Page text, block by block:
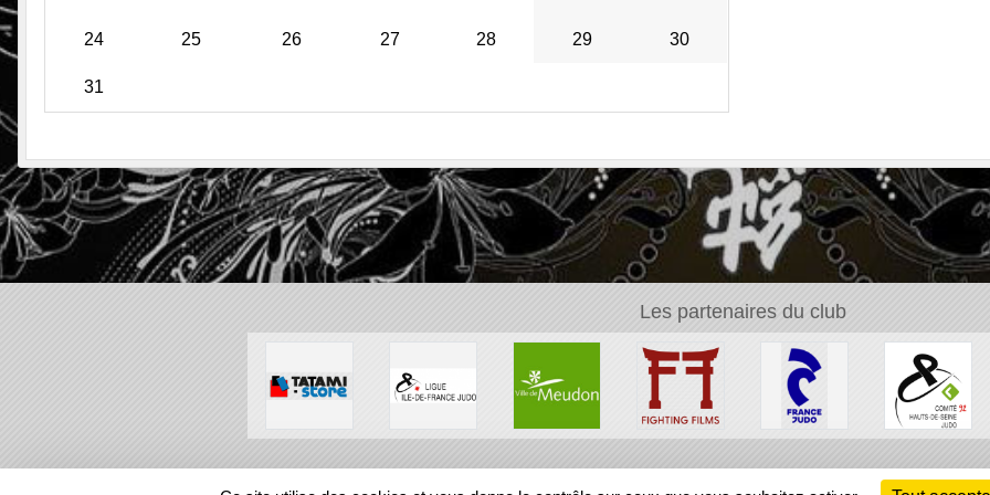
24 25 26 27 28 29 30
31
Les partenaires du club